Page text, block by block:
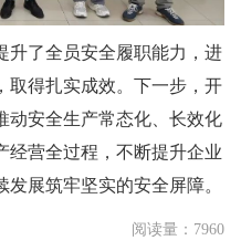
升了全员安全履职能力，进
取得扎实成效。下一步，开
动安全生产常态化、长效化
经营全过程，不断提升企业
展筑牢坚实的安全屏障。
阅读量：7960